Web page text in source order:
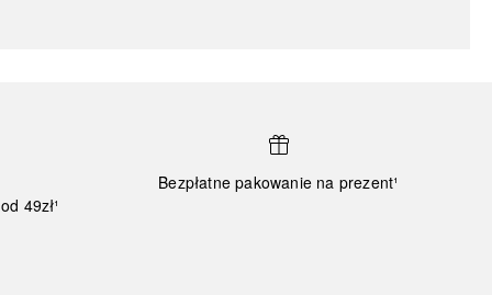
49zł¹
Bezpłatne pakowanie na prezent¹